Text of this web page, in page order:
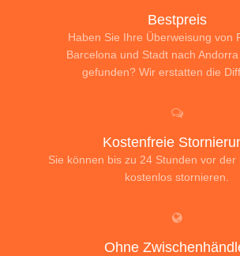
Bestpreis
Haben Sie Ihre Überweisung von
Barcelona und Stadt nach
gefunden? Wir erstatten die
Kostenfreie
Sie können bis zu 24 Stunden vor der
kostenlos stornieren.
Ohne